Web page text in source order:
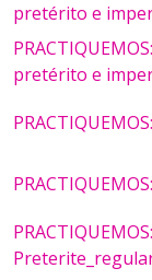
pretérito e
pretérito e
PRACTIQUEMOS: